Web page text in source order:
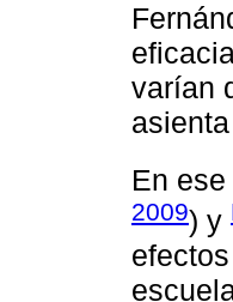
varían
En
2009) y